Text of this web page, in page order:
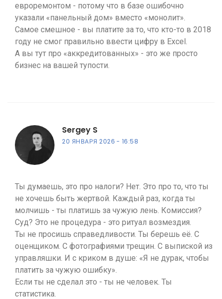
евроремонтом - потому что в базе ошибочно
указали «панельный дом» вместо «монолит».
Самое смешное - вы платите за то, что кто-то в 2018
году не смог правильно ввести цифру в Excel.
А вы тут про «аккредитованных» - это же просто
бизнес на вашей тупости.
Sergey S
20 ЯНВАРЯ 2026 16:58
Ты думаешь, это про налоги? Нет. Это про то, что ты
не хочешь быть жертвой. Каждый раз, когда ты
молчишь - ты платишь за чужую лень. Комиссия?
Суд? Это не процедура - это ритуал возмездия.
Ты не просишь справедливости. Ты берешь её. С
оценщиком. С фотографиями трещин. С выпиской из
управляшки. И с криком в душе: «Я не дурак, чтобы
платить за чужую ошибку».
Если ты не сделал это - ты не человек. Ты
статистика.